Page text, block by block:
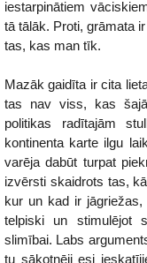
iestarpinātiem
tā tālāk. Proti, grāmata
tas, kas man tīk.
Mazāk gaidīta ir cita
tas nav viss, kas
politikas radītajām
kontinenta karte ilgu
varēja dabūt turpat
izvērsti skaidrots tas,
kur un kad ir
telpiski un stimulējot
slimībai. Labs
tu sākotnēji esi